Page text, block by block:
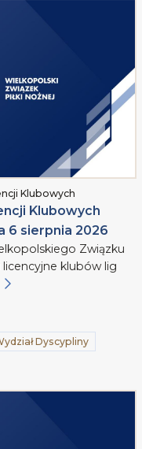
Klubowych
Klubowych
6 sierpnia 2026
Związku
licencyjne klubów lig
Dyscypliny